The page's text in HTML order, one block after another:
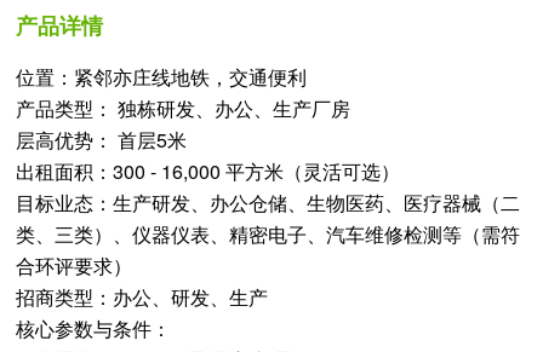
产品详情
位置：紧邻亦庄线地铁，交通便利
产品类型： 独栋研发、办公、生产厂房
层高优势： 首层5米
出租面积：300 - 16,000 平方米（灵活可选）
目标业态：生产研发、办公仓储、生物医药、医疗器械（二
类、三类）、仪器仪表、精密电子、汽车维修检测等（需符
合环评要求）
招商类型：办公、研发、生产
核心参数与条件：